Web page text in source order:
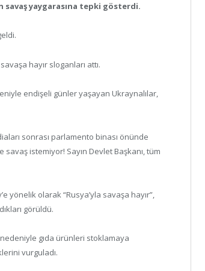
savaş yaygarasına tepki gösterdi.
hayır sloganları attı.
endişeli günler yaşayan Ukraynalılar,
sonrası parlamento binası önünde
istemiyor! Sayın Devlet Başkanı, tüm
yönelik olarak “Rusya’yla savaşa hayır”,
görüldü.
gıda ürünleri stoklamaya
vurguladı.